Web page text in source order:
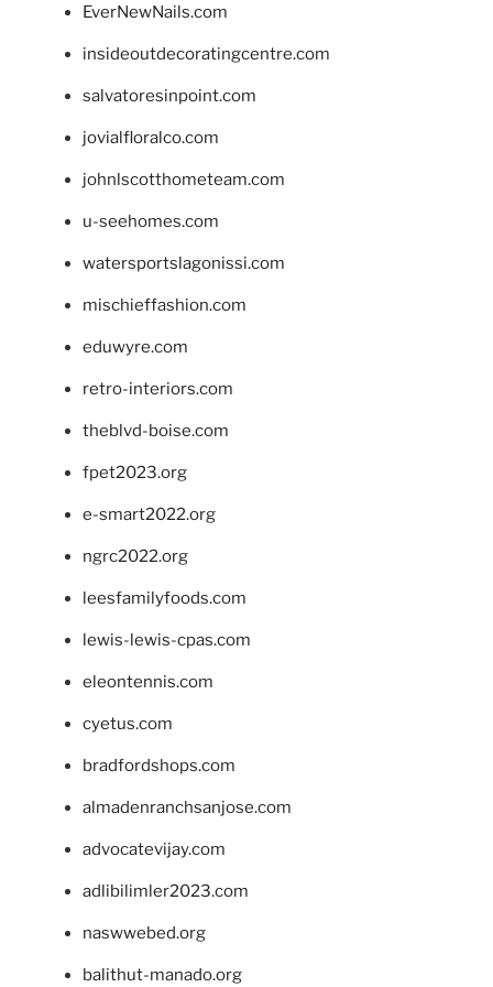
EverNewNails.com
insideoutdecoratingcentre.com
salvatoresinpoint.com
jovialfloralco.com
johnlscotthometeam.com
u-seehomes.com
watersportslagonissi.com
mischieffashion.com
eduwyre.com
retro-interiors.com
theblvd-boise.com
fpet2023.org
e-smart2022.org
ngrc2022.org
leesfamilyfoods.com
lewis-lewis-cpas.com
eleontennis.com
cyetus.com
bradfordshops.com
almadenranchsanjose.com
advocatevijay.com
adlibilimler2023.com
naswwebed.org
balithut-manado.org